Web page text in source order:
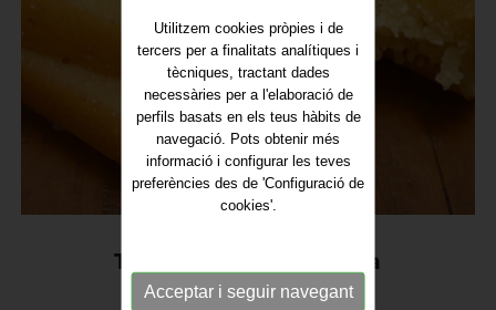
Torró de Gema Cremada
Utilitzem cookies pròpies i de
tercers per a finalitats analítiques i
tècniques, tractant dades
necessàries per a l'elaboració de
perfils basats en els teus hàbits de
navegació. Pots obtenir més
informació i configurar les teves
preferències des de 'Configuració de
cookies'.
Acceptar i seguir navegant